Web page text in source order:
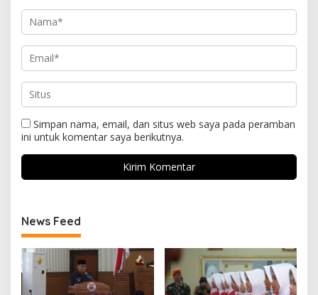
Simpan nama, email, dan situs web saya pada peramban
ini untuk komentar saya berikutnya.
News Feed